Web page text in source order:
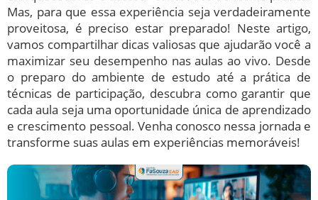
Mas, para que essa experiência seja verdadeiramente
proveitosa, é preciso estar preparado! Neste artigo,
vamos compartilhar dicas valiosas que ajudarão você a
maximizar seu desempenho nas aulas ao vivo. Desde
o preparo do ambiente de estudo até a prática de
técnicas de participação, descubra como garantir que
cada aula seja uma oportunidade única de aprendizado
e crescimento pessoal. Venha conosco nessa jornada e
transforme suas aulas em experiências memoráveis!